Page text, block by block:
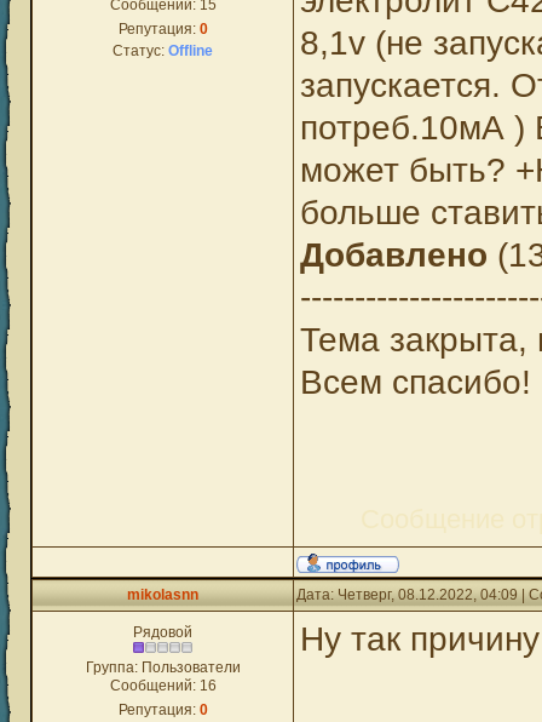
Сообщений: 15
Репутация: 0
Статус: Offline
8,1v (не
запускается.
потреб.10мА )
может быть?
больше
Добавлено
Тема закрыта,
Всем спасибо!
mikolasnn Дата: Четверг, 08.12.2022, 04:09 |
Рядовой
Группа: Пользователи
Сообщений: 16
Репутация: 0
Ну так